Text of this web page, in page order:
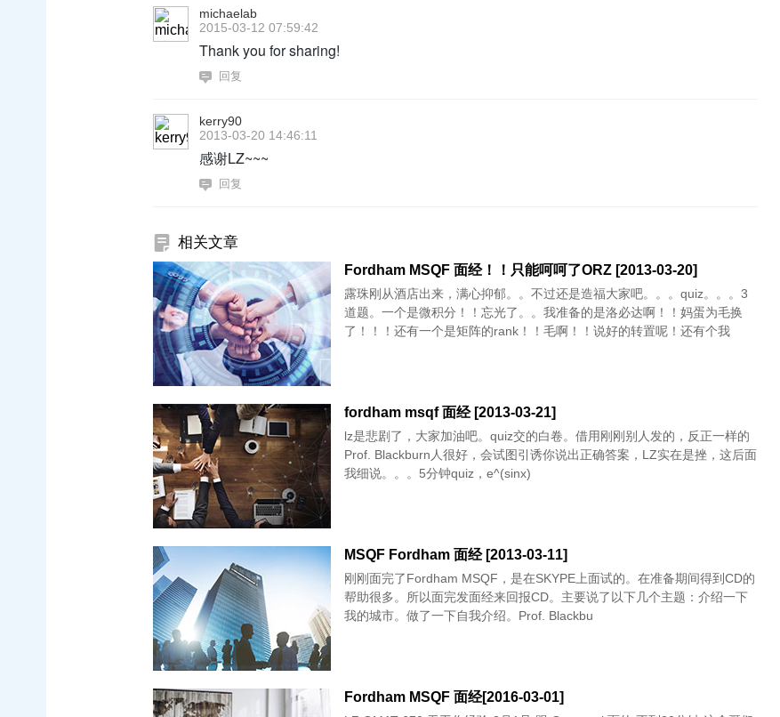
michaelab
2015-03-12 07:59:42
Thank you for sharing!
回复
kerry90
2013-03-20 14:46:11
感谢LZ~~~
回复
相关文章
Fordham MSQF 面经！！只能呵呵了ORZ [2013-03-20]
露珠刚从酒店出来，满心抑郁。。不过还是造福大家吧。。。quiz。。。3
道题。一个是微积分！！忘光了。。我准备的是洛必达啊！！妈蛋为毛换
了！！！还有一个是矩阵的rank！！毛啊！！说好的转置呢！还有个我
fordham msqf 面经 [2013-03-21]
lz是悲剧了，大家加油吧。quiz交的白卷。借用刚刚别人发的，反正一样的
Prof. Blackburn人很好，会试图引诱你说出正确答案，LZ实在是挫，这后面
我细说。。。5分钟quiz，e^(sinx)
MSQF Fordham 面经 [2013-03-11]
刚刚面完了Fordham MSQF，是在SKYPE上面试的。在准备期间得到CD的
帮助很多。所以面完发面经来回报CD。主要说了以下几个主题：介绍一下
我的城市。做了一下自我介绍。Prof. Blackbu
Fordham MSQF 面经[2016-03-01]